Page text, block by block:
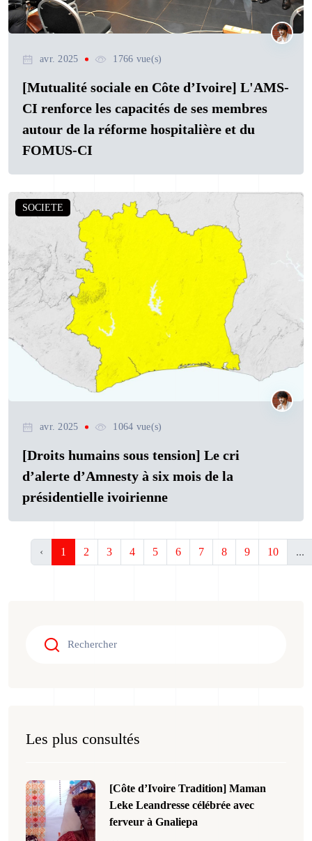
avr. 2025 1766 vue(s)
[Mutualité sociale en Côte d’Ivoire] L'AMS-
CI renforce les capacités de ses membres
autour de la réforme hospitalière et du
FOMUS-CI
SOCIETE
avr. 2025 1064 vue(s)
[Droits humains sous tension] Le cri
d’alerte d’Amnesty à six mois de la
présidentielle ivoirienne
‹ 1 2 3 4 5 6 7 8 9 10 ...
Les plus consultés
[Côte d’Ivoire Tradition] Maman
Leke Leandresse célébrée avec
ferveur à Gnaliepa